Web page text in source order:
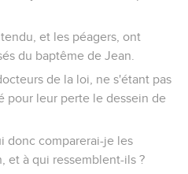
et les péagers, ont
du baptême de Jean.
de la loi, ne s'étant pas
pour leur perte le dessein de
donc comparerai-je les
et à qui ressemblent-ils ?